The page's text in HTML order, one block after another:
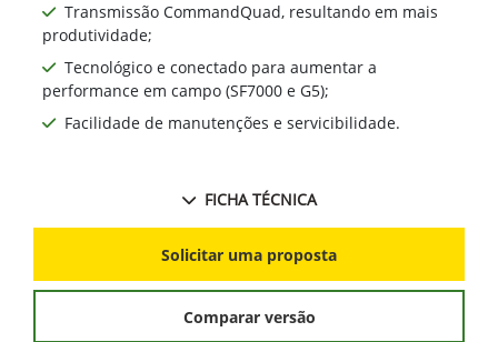
Transmissão CommandQuad, resultando em mais
produtividade;
Tecnológico e conectado para aumentar a
performance em campo (SF7000 e G5);
Facilidade de manutenções e servicibilidade.
FICHA TÉCNICA
Solicitar uma proposta
Comparar versão